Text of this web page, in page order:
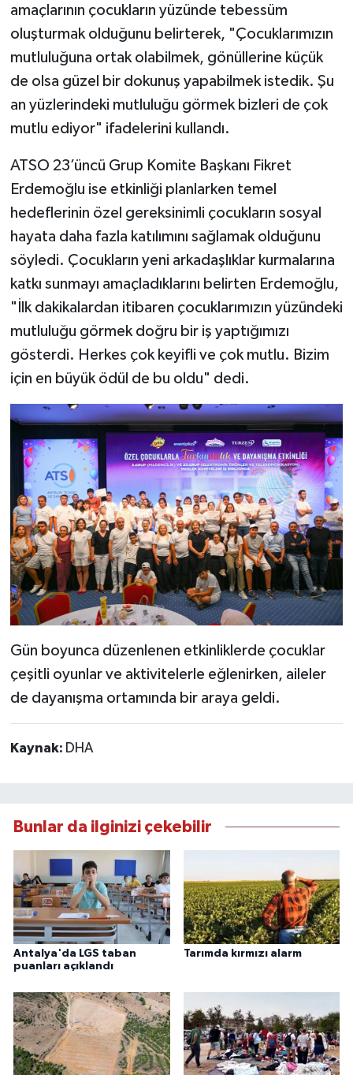
amaçlarının çocukların yüzünde tebessüm
oluşturmak olduğunu belirterek, "Çocuklarımızın
mutluluğuna ortak olabilmek, gönüllerine küçük
de olsa güzel bir dokunuş yapabilmek istedik. Şu
an yüzlerindeki mutluluğu görmek bizleri de çok
mutlu ediyor" ifadelerini kullandı.
ATSO 23’üncü Grup Komite Başkanı Fikret
Erdemoğlu ise etkinliği planlarken temel
hedeflerinin özel gereksinimli çocukların sosyal
hayata daha fazla katılımını sağlamak olduğunu
söyledi. Çocukların yeni arkadaşlıklar kurmalarına
katkı sunmayı amaçladıklarını belirten Erdemoğlu,
"İlk dakikalardan itibaren çocuklarımızın yüzündeki
mutluluğu görmek doğru bir iş yaptığımızı
gösterdi. Herkes çok keyifli ve çok mutlu. Bizim
için en büyük ödül de bu oldu" dedi.
Gün boyunca düzenlenen etkinliklerde çocuklar
çeşitli oyunlar ve aktivitelerle eğlenirken, aileler
de dayanışma ortamında bir araya geldi.
Kaynak: DHA
Bunlar da ilginizi çekebilir
Antalya'da LGS taban
puanları açıklandı
Tarımda kırmızı alarm